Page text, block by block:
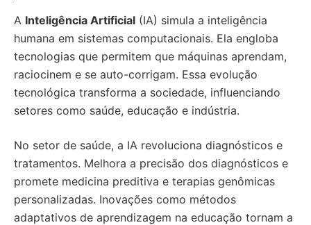
A Inteligência Artificial (IA) simula a inteligência
humana em sistemas computacionais. Ela engloba
tecnologias que permitem que máquinas aprendam,
raciocinem e se auto-corrigam. Essa evolução
tecnológica transforma a sociedade, influenciando
setores como saúde, educação e indústria.
No setor de saúde, a IA revoluciona diagnósticos e
tratamentos. Melhora a precisão dos diagnósticos e
promete medicina preditiva e terapias genômicas
personalizadas. Inovações como métodos
adaptativos de aprendizagem na educação tornam a